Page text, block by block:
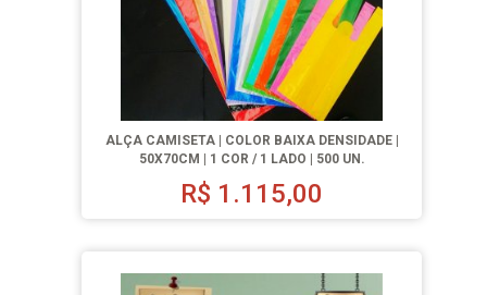
ALÇA CAMISETA | COLOR BAIXA DENSIDADE |
50X70CM | 1 COR / 1 LADO | 500 UN.
R$ 1.115,00